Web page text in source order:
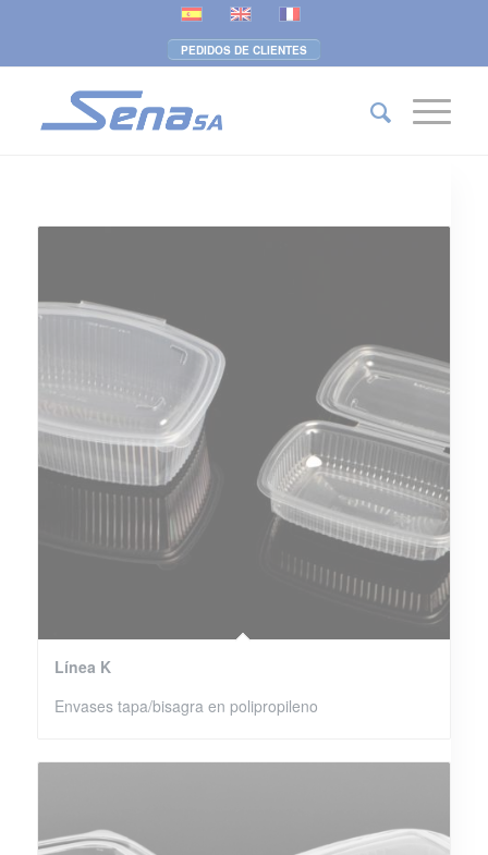
PEDIDOS DE CLIENTES
Línea K
Envases tapa/bisagra en polipropileno